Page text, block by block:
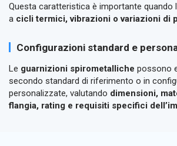
Questa caratteristica è importante quando
a cicli termici, vibrazioni o variazioni di
Configurazioni standard e
Le guarnizioni spirometalliche possono
secondo standard di riferimento o in
personalizzate, valutando dimensioni,
flangia, rating e requisiti specifici